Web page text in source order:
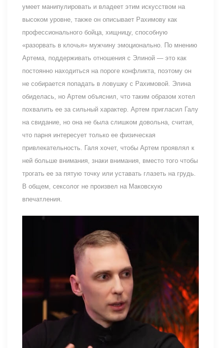
умеет манипулировать и владеет этим искусством на
высоком уровне, также он описывает Рахимову как
профессионального бойца, хищницу, способную
«разорвать в клочья» мужчину эмоционально. По мнению
Артема, поддерживать отношения с Элиной — это как
постоянно находиться на пороге конфликта, поэтому он
не собирается попадать в ловушку с Рахимовой. Элина
обиделась, но Артем объяснил, что таким образом хотел
похвалить ее за сильный характер. Артем пригласил Галу
на свидание, но она не была слишком довольна, считая,
что парня интересует только ее физическая
привлекательность. Галя хочет, чтобы Артем проявлял к
ней больше внимания, знаки внимания, вместо того чтобы
трогать ее за пятую точку или уставать глазеть на грудь.
В общем, сексолог не произвел на Маковскую
впечатления.